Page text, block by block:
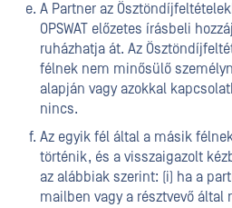
A Partner az
OPSWAT előzetes írásbeli
ruházhatja át. Az
félnek nem minősülő
alapján vagy azokkal
nincs.
Az egyik fél által a másik
történik, és a visszaigazolt
az alábbiak szerint: (i) ha a
mailben vagy a résztvevő